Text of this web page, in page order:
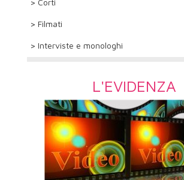
> Corti
> Filmati
> Interviste e monologhi
L'EVIDENZA